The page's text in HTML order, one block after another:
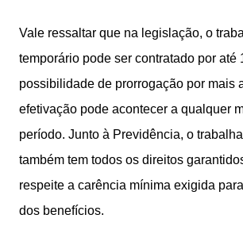
Vale ressaltar que na legislação, o
temporário pode ser contratado por até
possibilidade de prorrogação por mais
efetivação pode acontecer a qualquer
período. Junto à Previdência, o
também tem todos os direitos
respeite a carência mínima exigida
dos benefícios.